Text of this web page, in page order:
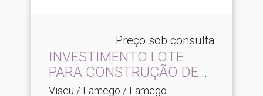
Preço sob consulta
INVESTIMENTO LOTE
PARA CONSTRUÇÃO DE
MORADIAS.​..
Viseu / Lamego / Lamego